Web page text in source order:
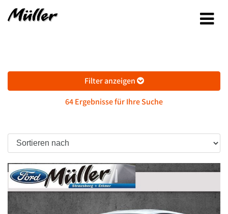
64 Ergebnisse für Ihre Suche
Filter anzeigen